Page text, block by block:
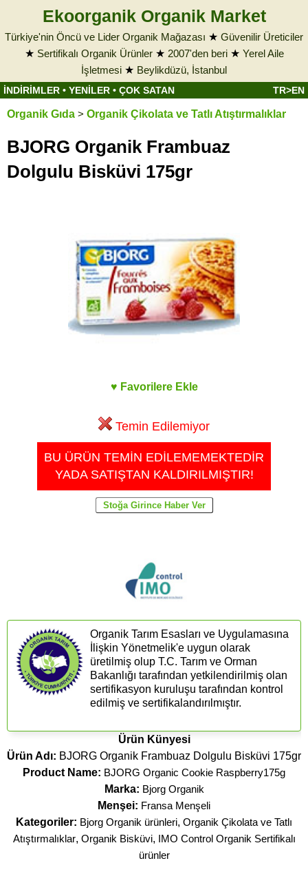
Ekoorganik Organik Market
Türkiye'nin Öncü ve Lider Organik Mağazası ★ Güvenilir Üreticiler
★ Sertifikalı Organik Ürünler★ 2007'den beri★ Yerel Aile
İşletmesi ★ Beylikdüzü, İstanbul
İNDİRİMLER • YENİLER • ÇOK SATAN TR>EN
Organik Gıda > Organik Çikolata ve Tatlı Atıştırmalıklar
BJORG Organik Frambuaz
Dolgulu Bisküvi 175gr
♥ Favorilere Ekle
Temin Edilemiyor
BU ÜRÜN TEMİN EDİLEMEMEKTEDİR
YADA SATIŞTAN KALDIRILMIŞTIR!
Organik Tarım Esasları ve Uygulamasına
İlişkin Yönetmelik'e uygun olarak
üretilmiş olup T.C. Tarım ve Orman
Bakanlığı tarafından yetkilendirilmiş olan
sertifikasyon kuruluşu tarafından kontrol
edilmiş ve sertifikalandırılmıştır.
Ürün Künyesi
Ürün Adı: BJORG Organik Frambuaz Dolgulu Bisküvi 175gr
Product Name: BJORG Organic Cookie Raspberry175g
Marka: Bjorg Organik
Menşei: Fransa Menşeli
Kategoriler: Bjorg Organik ürünleri, Organik Çikolata ve Tatlı
Atıştırmalıklar, Organik Bisküvi, IMO Control Organik Sertifikalı
ürünler